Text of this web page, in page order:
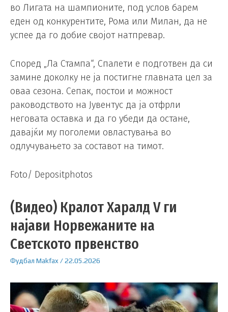
во Лигата на шампионите, под услов барем
еден од конкурентите, Рома или Милан, да не
успее да го добие својот натпревар.
Според „Ла Стампа“, Спалети е подготвен да си
замине доколку не ја постигне главната цел за
оваа сезона. Сепак, постои и можност
раководството на Јувентус да ја отфрли
неговата оставка и да го убеди да остане,
давајќи му поголеми овластувања во
одлучувањето за составот на тимот.
Foto/ Depositphotos
(Видео) Кралот Харалд V ги
најави Норвежаните на
Светското првенство
Фудбал Makfax/22.05.2026